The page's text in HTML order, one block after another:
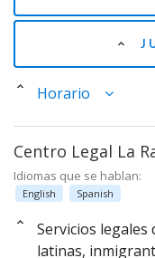
Horario
Centro Legal La
Idiomas que se hablan:
English Spanish
Servicios
latinas,